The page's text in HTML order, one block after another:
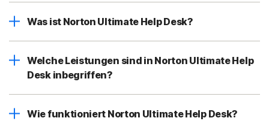
Was ist Norton Ultimate Help Desk?
Welche Leistungen sind in Norton Ultimate Help
Desk inbegriffen?
Wie funktioniert Norton Ultimate Help Desk?